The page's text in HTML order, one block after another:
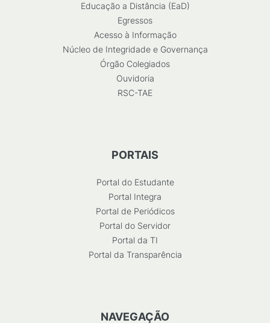
Educação a Distância (EaD)
Egressos
Acesso à Informação
Núcleo de Integridade e Governança
Órgão Colegiados
Ouvidoria
RSC-TAE
PORTAIS
Portal do Estudante
Portal Integra
Portal de Periódicos
Portal do Servidor
Portal da TI
Portal da Transparência
NAVEGAÇÃO